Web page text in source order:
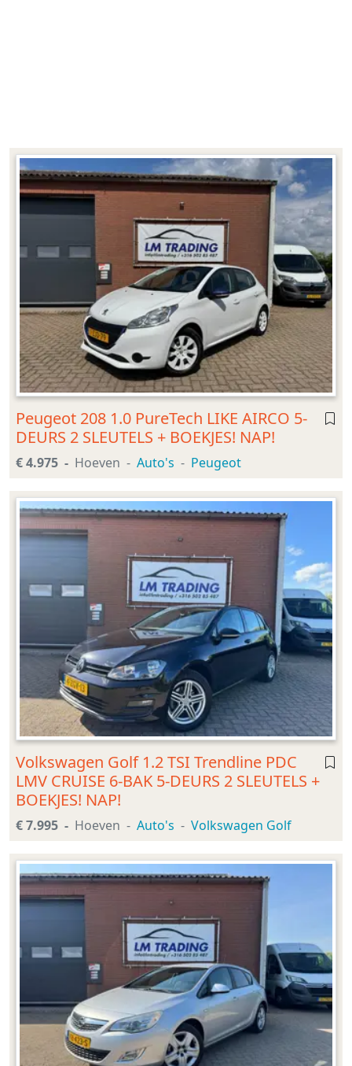
Peugeot 208 1.0 PureTech LIKE AIRCO 5-
DEURS 2 SLEUTELS + BOEKJES! NAP!
€ 4.975 Hoeven Auto's Peugeot
Volkswagen Golf 1.2 TSI Trendline PDC
LMV CRUISE 6-BAK 5-DEURS 2 SLEUTELS +
BOEKJES! NAP!
€ 7.995 Hoeven Auto's Volkswagen Golf